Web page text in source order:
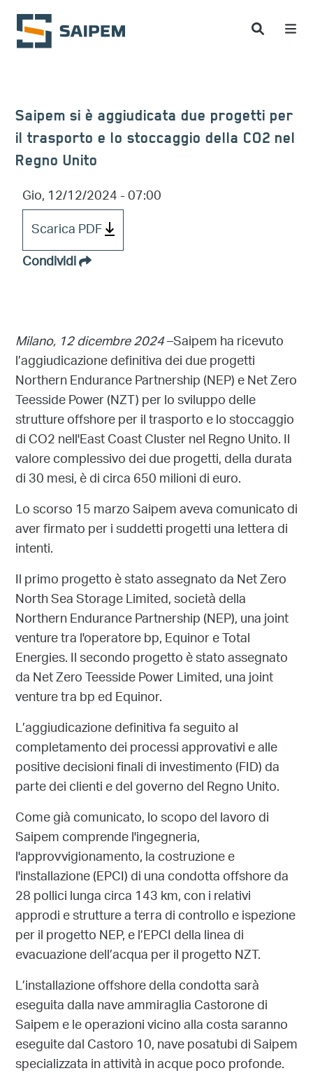
Salta al contenuto principale
Saipem si è aggiudicata due progetti per
il trasporto e lo stoccaggio della CO2 nel
Regno Unito
Gio, 12/12/2024 - 07:00
Scarica PDF
Condividi
Milano, 12 dicembre 2024–Saipem ha ricevuto
l’aggiudicazione definitiva dei due progetti
Northern Endurance Partnership (NEP) e Net Zero
Teesside Power (NZT) per lo sviluppo delle
strutture offshore per il trasporto e lo stoccaggio
di CO2 nell'East Coast Cluster nel Regno Unito. Il
valore complessivo dei due progetti, della durata
di 30 mesi, è di circa 650 milioni di euro.
Lo scorso 15 marzo Saipem aveva comunicato di
aver firmato per i suddetti progetti una lettera di
intenti.
Il primo progetto è stato assegnato da Net Zero
North Sea Storage Limited, società della
Northern Endurance Partnership (NEP), una joint
venture tra l'operatore bp, Equinor e Total
Energies. Il secondo progetto è stato assegnato
da Net Zero Teesside Power Limited, una joint
venture tra bp ed Equinor.
L’aggiudicazione definitiva fa seguito al
completamento dei processi approvativi e alle
positive decisioni finali di investimento (FID) da
parte dei clienti e del governo del Regno Unito.
Come già comunicato, lo scopo del lavoro di
Saipem comprende l'ingegneria,
l'approvvigionamento, la costruzione e
l'installazione (EPCI) di una condotta offshore da
28 pollici lunga circa 143 km, con i relativi
approdi e strutture a terra di controllo e ispezione
per il progetto NEP, e l’EPCI della linea di
evacuazione dell’acqua per il progetto NZT.
L’installazione offshore della condotta sarà
eseguita dalla nave ammiraglia Castorone di
Saipem e le operazioni vicino alla costa saranno
eseguite dal Castoro 10, nave posatubi di Saipem
specializzata in attività in acque poco profonde.